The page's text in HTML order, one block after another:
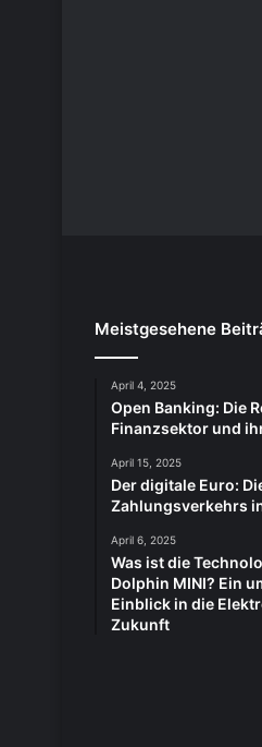
Meistgesehene
April 4, 2025
Open Banking: Die
Finanzsektor und
April 15, 2025
Der digitale Euro:
Zahlungsverkehrs
April 6, 2025
Was ist die
Dolphin MINI? Ein
Einblick in die
Zukunft